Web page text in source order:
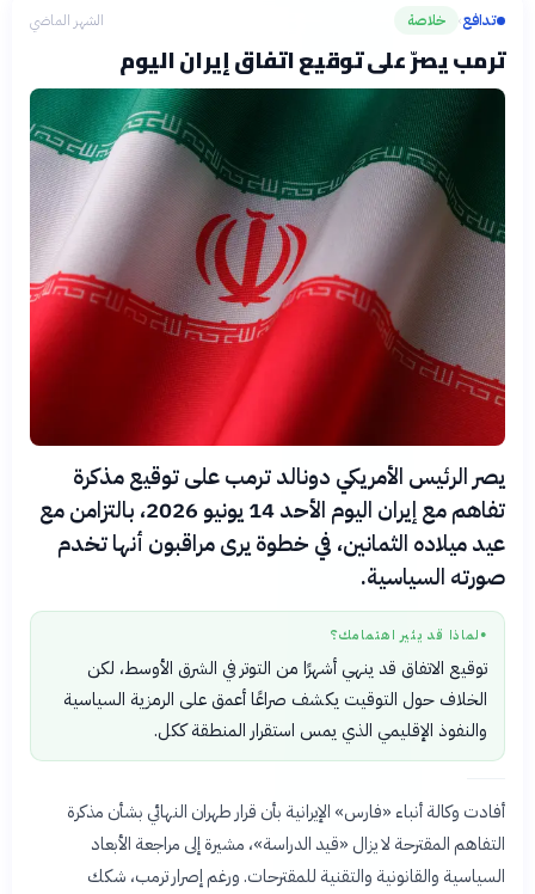
تدافع› خلاصة الشهر الماضي
ترمب يصرّ على توقيع اتفاق إيران اليوم
يصر الرئيس الأمريكي دونالد ترمب على توقيع مذكرة
تفاهم مع إيران اليوم الأحد 14 يونيو 2026، بالتزامن مع
عيد ميلاده الثمانين، في خطوة يرى مراقبون أنها تخدم
صورته السياسية.
● لماذا قد يثير اهتمامك؟
توقيع الاتفاق قد ينهي أشهرًا من التوتر في الشرق الأوسط، لكن
الخلاف حول التوقيت يكشف صراعًا أعمق على الرمزية السياسية
والنفوذ الإقليمي الذي يمس استقرار المنطقة ككل.
أفادت وكالة أنباء «فارس» الإيرانية بأن قرار طهران النهائي بشأن مذكرة
التفاهم المقترحة لا يزال «قيد الدراسة»، مشيرة إلى مراجعة الأبعاد
السياسية والقانونية والتقنية للمقترحات. ورغم إصرار ترمب، شكك